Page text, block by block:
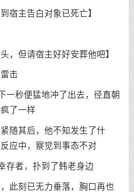
主告白对象已死亡】
但请宿主好好安葬他吧】
击
秒便猛地冲了出去，径直朝
了一样
其后，他不知发生了什
应中，察觉到事态不对
者，扑到了韩老身边
刻已无力垂落，胸口再也